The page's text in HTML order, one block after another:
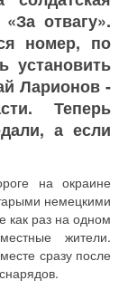
отвагу».
номер, по
установить
Ларионов -
Теперь
а если
на окраине
немецкими
как раз на одном
жители.
сразу после